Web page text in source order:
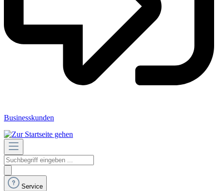
Businesskunden
Service